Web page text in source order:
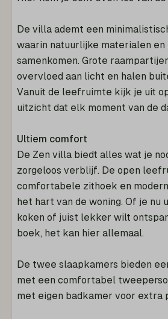
De villa ademt een
waarin natuurlijke materialen
samenkomen. Grote
overvloed aan licht en halen
Vanuit de leefruimte kijk je uit
uitzicht dat elk moment van de
Ultiem comfort
De Zen villa biedt alles wat je
zorgeloos verblijf. De open
comfortabele zithoek en
het hart van de woning. Of je nu
koken of juist lekker wilt
boek, het kan hier allemaal.
De twee slaapkamers bieden
met een comfortabel
met eigen badkamer voor extra